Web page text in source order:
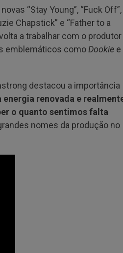
“Stay Young”, “Fuck Off”,
Chapstick” e “Father to a
a trabalhar com o produtor
emblemáticos como Dookie e
destacou a importância
renovada e
o quanto sentimos falta
nomes da produção no